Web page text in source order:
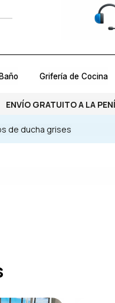
Grifería de Cocina
ENVÍO GRATUITO A LA
de ducha grises